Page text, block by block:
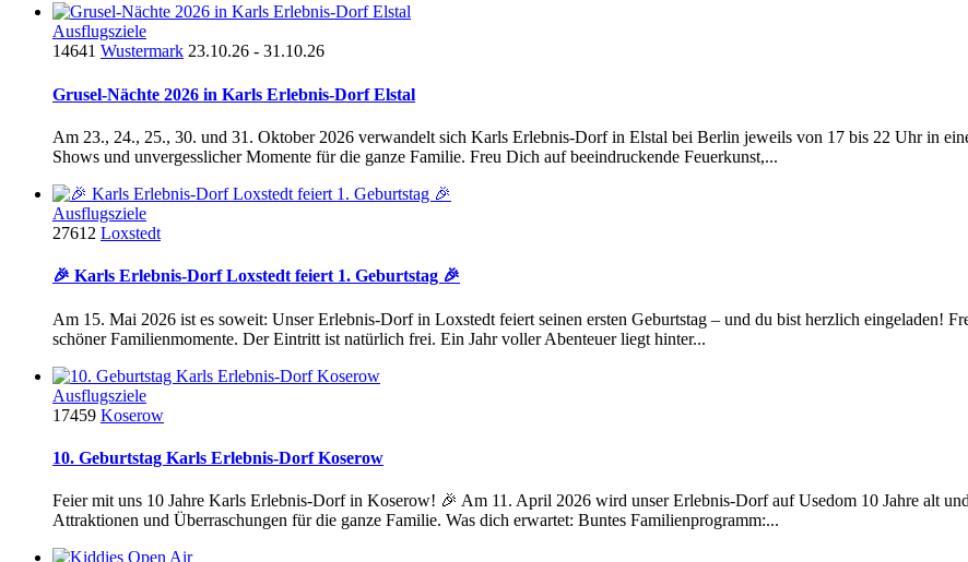
Ausflugsziele
14641 Wustermark 23.10.26 - 31.10.26
Grusel-Nächte 2026 in Karls Erlebnis-Dorf Elstal
Am 23., 24., 25., 30. und 31. Oktober 2026 verwandelt sich Karls Erlebnis-Dorf in Elstal bei Berlin jeweils von 17 bis 22 Uhr in
Shows und unvergesslicher Momente für die ganze Familie. Freu Dich auf beeindruckende Feuerkunst,...
Ausflugsziele
27612 Loxstedt
🎉 Karls Erlebnis-Dorf Loxstedt feiert 1. Geburtstag 🎉
Am 15. Mai 2026 ist es soweit: Unser Erlebnis-Dorf in Loxstedt feiert seinen ersten Geburtstag – und du bist herzlich eingeladen!
schöner Familienmomente. Der Eintritt ist natürlich frei. Ein Jahr voller Abenteuer liegt hinter...
Ausflugsziele
17459 Koserow
10. Geburtstag Karls Erlebnis-Dorf Koserow
Feier mit uns 10 Jahre Karls Erlebnis-Dorf in Koserow! 🎉 Am 11. April 2026 wird unser Erlebnis-Dorf auf Usedom 10 Jahre alt
Attraktionen und Überraschungen für die ganze Familie. Was dich erwartet: Buntes Familienprogramm:...